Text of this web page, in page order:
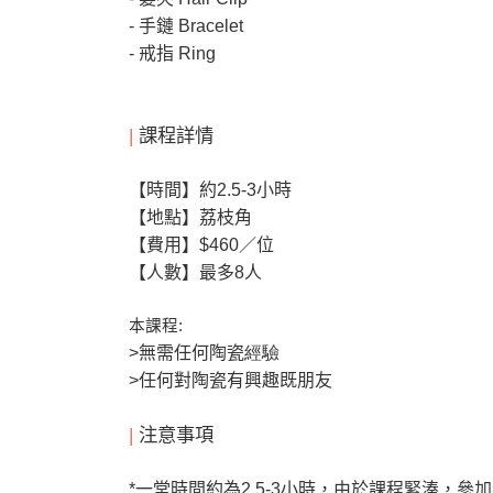
- 手鏈 Bracelet
- 戒指 Ring
| 課程詳情
【時間】約2.5-3小時
【地點】荔枝角
【費用】 $460／位
【人數】最多8人
本課程:
>無需任何陶瓷經驗
>任何對陶瓷有興趣既朋友
| 注意事項
*一堂時間約為2.5-3小時，由於課程緊湊，參